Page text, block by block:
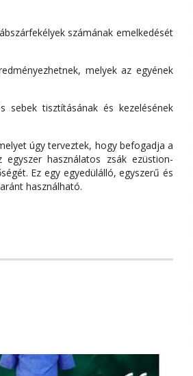
számának emelkedését
melyek az egyének
tisztításának és kezelésének
úgy terveztek, hogy befogadja a
használatos zsák ezüstion-
Ez egy egyedülálló, egyszerű és
használható.